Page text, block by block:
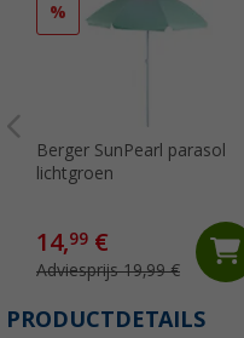
%
Berger SunPearl parasol
lichtgroen
14,99 €
Adviesprijs 19,99 €
PRODUCTDETAILS